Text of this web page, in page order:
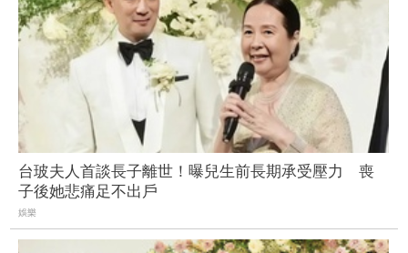
台玻夫人首談長子離世！曝兒生前長期承受壓力 喪
子後她悲痛足不出戶
娛樂